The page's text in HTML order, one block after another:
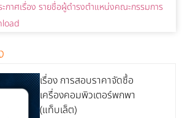
กาศเรื่อง รายชื่อผู้ดำรงตำแหน่งคณะกรรมการ
เรื่อง การสอบราคาจัดซื้อ
เครื่องคอมพิวเตอร์พกพา
(แท็บเล็ต)